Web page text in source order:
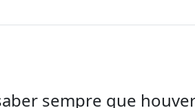
sempre que